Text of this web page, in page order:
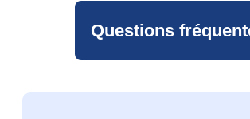
Questions